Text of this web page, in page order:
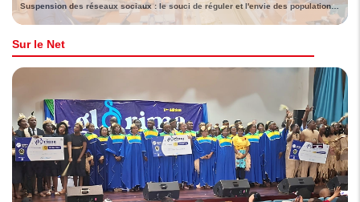
Sur le Net
Suspension des réseaux sociaux : le souci de réguler et l'envie des populations de voir lever la sanction